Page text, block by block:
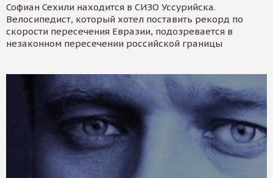
Софиан Сехили находится в СИЗО Уссурийска.
Велосипедист, который хотел поставить рекорд по
скорости пересечения Евразии, подозревается в
незаконном пересечении российской границы